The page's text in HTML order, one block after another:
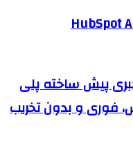
HubSpot
پیش ساخته پلی
فوری و بدون تخریب